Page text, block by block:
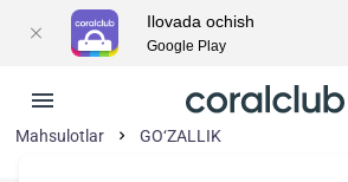
Mahsulotlar GO‘ZALLIK
Ilovada ochish
Google Play